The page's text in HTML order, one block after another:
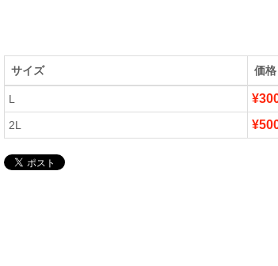
サイズ 価格
L
2L